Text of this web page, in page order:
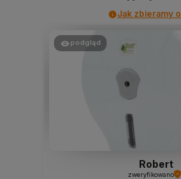
Jak zbieramy
podgląd
Robert
zweryfikowano